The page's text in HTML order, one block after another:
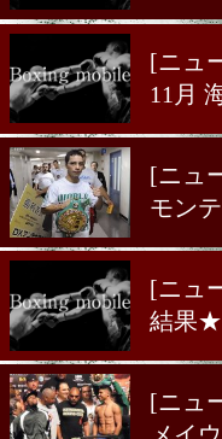
ン
[ニ
結
[
モ